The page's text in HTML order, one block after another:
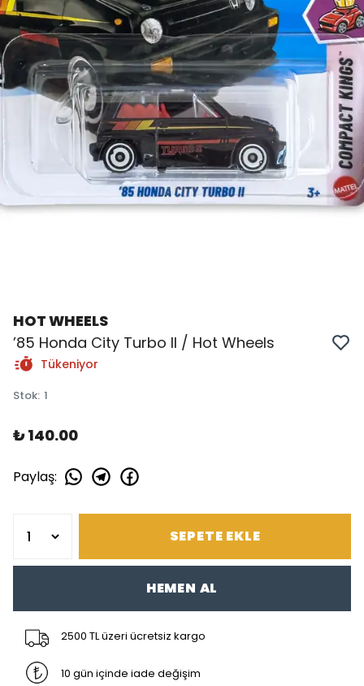
HOT WHEELS
’85 Honda City Turbo II / Hot Wheels
Tükeniyor
Stok: 1
₺ 140.00
Paylaş:
SEPETE EKLE
HEMEN AL
2500 TL üzeri ücretsiz kargo
10 gün içinde iade değişim